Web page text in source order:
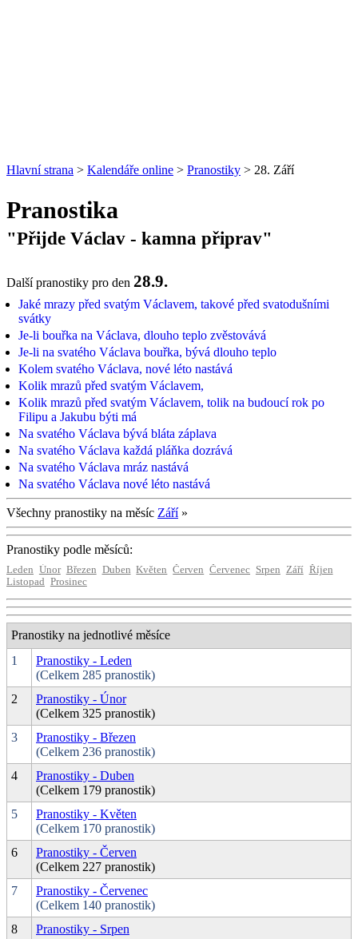
Hlavní strana > Kalendáře online > Pranostiky > 28. Září
Pranostika
"Přijde Václav - kamna připrav"
Další pranostiky pro den 28.9.
Jaké mrazy před svatým Václavem, takové před svatodušními
svátky
Je-li bouřka na Václava, dlouho teplo zvěstovává
Je-li na svatého Václava bouřka, bývá dlouho teplo
Kolem svatého Václava, nové léto nastává
Kolik mrazů před svatým Václavem,
Kolik mrazů před svatým Václavem, tolik na budoucí rok po
Filipu a Jakubu býti má
Na svatého Václava bývá bláta záplava
Na svatého Václava každá pláňka dozrává
Na svatého Václava mráz nastává
Na svatého Václava nové léto nastává
Všechny pranostiky na měsíc Září»
Pranostiky podle měsíců:
Leden Únor Březen Duben Květen Červen Červenec Srpen Září Říjen
Listopad Prosinec
Pranostiky na jednotlivé měsíce
1
Pranostiky - Leden
(Celkem 285 pranostik)
2
Pranostiky - Únor
(Celkem 325 pranostik)
3
Pranostiky - Březen
(Celkem 236 pranostik)
4
Pranostiky - Duben
(Celkem 179 pranostik)
5
Pranostiky - Květen
(Celkem 170 pranostik)
6
Pranostiky - Červen
(Celkem 227 pranostik)
7
Pranostiky - Červenec
(Celkem 140 pranostik)
8
Pranostiky - Srpen